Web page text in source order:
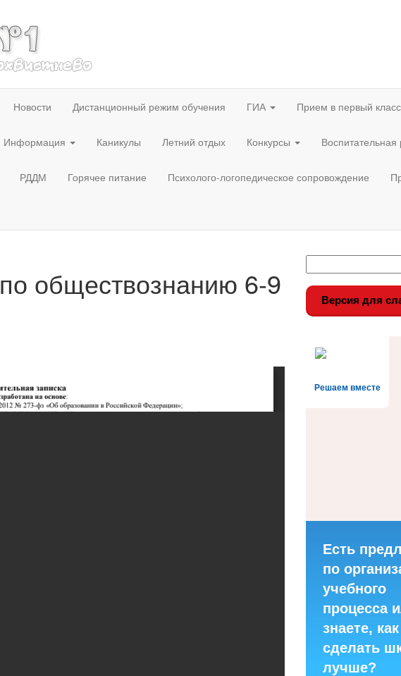
Новости Дистанционный режим обучения ГИА Прием в первый класс
Информация Каникулы Летний отдых Конкурсы Воспитательная
РДДМ Горячее питание Психолого-логопедическое сопровождение
обществознанию 6-9 Версия для
Решаем вместе
Есть
по
учебного
процесса
знаете, как
сделать
лучше?